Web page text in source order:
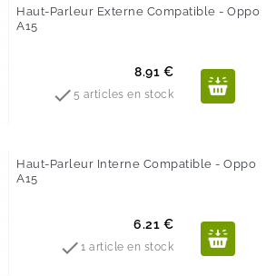
Haut-Parleur Externe Compatible - Oppo
A15
Prix
8.91 €
 5 articles en stock
Haut-Parleur Interne Compatible - Oppo
A15
Prix
6.21 €
1 article en stock